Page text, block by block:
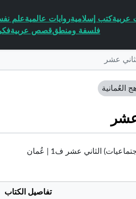
عربيةكتب إسلاميةروايات عالميةعلم
فلسفة ومنطققصص عربية
عشر
العُمانية
الثاني عشر ف1 | عُمان
تفاصيل الكتاب